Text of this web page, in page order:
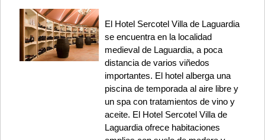
El Hotel Sercotel Villa de Laguardia
se encuentra en la localidad
medieval de Laguardia, a poca
distancia de varios viñedos
importantes. El hotel alberga una
piscina de temporada al aire libre y
un spa con tratamientos de vino y
aceite. El Hotel Sercotel Villa de
Laguardia ofrece habitaciones